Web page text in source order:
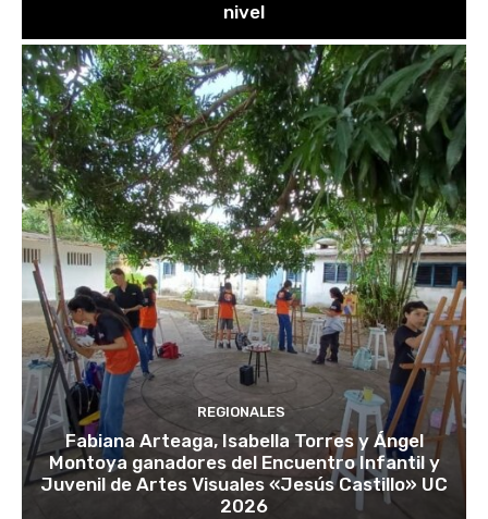
nivel
REGIONALES
Fabiana Arteaga, Isabella Torres y Ángel
Montoya ganadores del Encuentro Infantil y
Juvenil de Artes Visuales «Jesús Castillo» UC
2026